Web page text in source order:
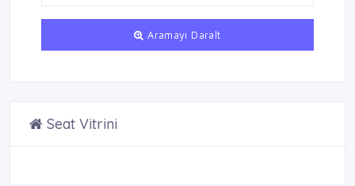
Aramayı Daralt
Seat Vitrini